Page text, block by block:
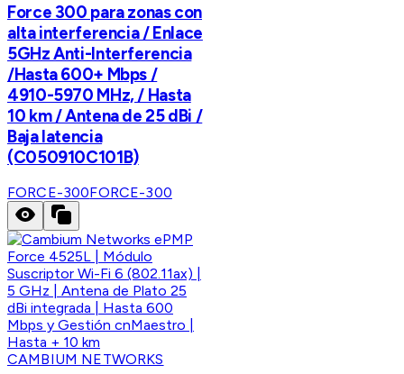
Force 300 para zonas con
alta interferencia / Enlace
5GHz Anti-Interferencia
/Hasta 600+ Mbps /
4910-5970 MHz, / Hasta
10 km / Antena de 25 dBi /
Baja latencia
(C050910C101B)
FORCE-300FORCE-300
CAMBIUM NETWORKS